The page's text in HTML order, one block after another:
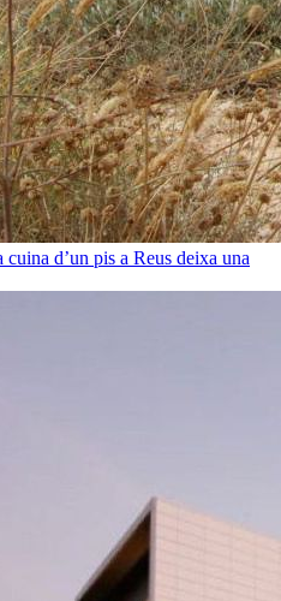
d’un pis a Reus deixa una